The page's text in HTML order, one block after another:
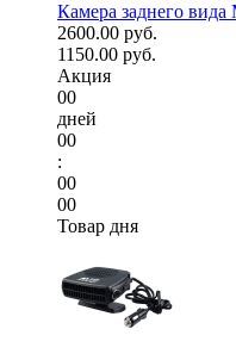
Камера заднего
2600.00 руб.
1150.00 руб.
Акция
00
дней
00
:
00
00
Товар дня